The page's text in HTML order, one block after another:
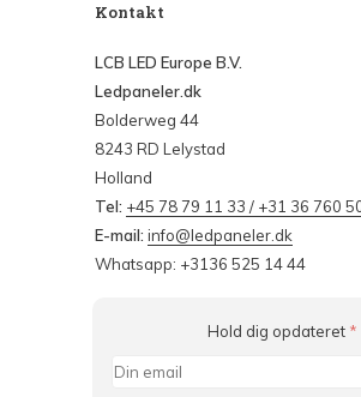
Kontakt
LCB LED Europe B.V.
Ledpaneler.dk
Bolderweg 44
8243 RD Lelystad
Holland
Tel: +45 78 79 11 33 / +31 36 760
E-mail: info@ledpaneler.dk
Whatsapp: +3136 525 14 44
Hold dig opdateret *